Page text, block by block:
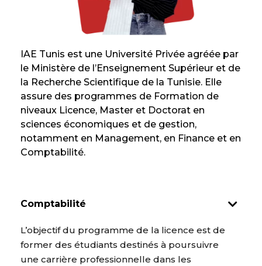
IAE Tunis est une Université Privée agréée par
le Ministère de l’Enseignement Supérieur et de
la Recherche Scientifique de la Tunisie. Elle
assure des programmes de Formation de
niveaux Licence, Master et Doctorat en
sciences économiques et de gestion,
notamment en Management, en Finance et en
Comptabilité.
Comptabilité
L’objectif du programme de la licence est de
former des étudiants destinés à poursuivre
une carrière professionnelle dans les